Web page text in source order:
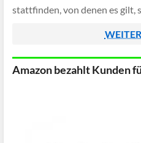
stattfinden, von denen es gilt,
Amazon bezahlt Kunden